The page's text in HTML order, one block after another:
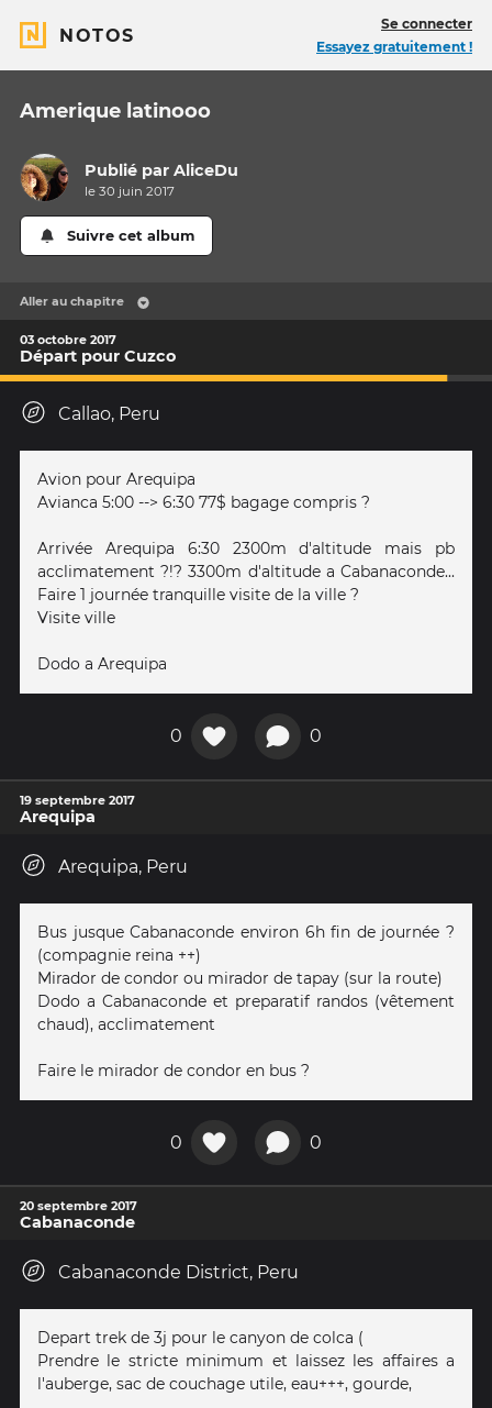
NOTOS
Se connecter
Essayez gratuitement !
Amerique latinooo
Publié parAliceDu
le 30 juin 2017
Suivre cet album
Aller au chapitre
03 octobre 2017
Départ pour Cuzco
Callao, Peru
Avion pour Arequipa
Avianca 5:00 --> 6:30 77$ bagage compris ?
Arrivée Arequipa 6:30 2300m d'altitude mais pb
acclimatement ?!? 3300m d'altitude a Cabanaconde...
Faire 1 journée tranquille visite de la ville ?
Visite ville
Dodo a Arequipa
0 0
19 septembre 2017
Arequipa
Arequipa, Peru
Bus jusque Cabanaconde environ 6h fin de journée ?
(compagnie reina ++)
Mirador de condor ou mirador de tapay (sur la route)
Dodo a Cabanaconde et preparatif randos (vêtement
chaud), acclimatement
Faire le mirador de condor en bus ?
0 0
20 septembre 2017
Cabanaconde
Cabanaconde District, Peru
Depart trek de 3j pour le canyon de colca (
Prendre le stricte minimum et laissez les affaires a
l'auberge, sac de couchage utile, eau+++, gourde,